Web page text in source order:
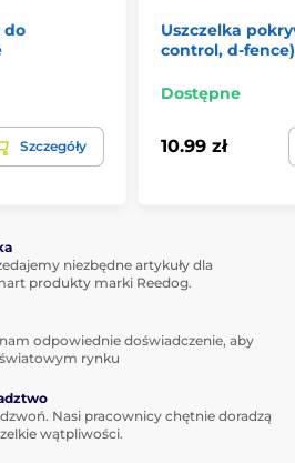
do
Szczegóły
Uszczelka
control, d-fence)
Dostępne
10.99 zł
niezbędne artykuły dla
produkty marki Reedog.
odpowiednie doświadczenie, aby
rynku
Nasi pracownicy chętnie doradzą
wątpliwości.